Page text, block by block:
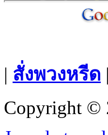
| สั่งพวงหรีด |
Copyright ©